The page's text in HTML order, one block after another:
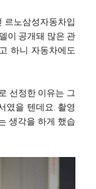
르노삼성자동차입
이 공개돼 많은 관
하니 자동차에도
선정한 이유는 그
였을 텐데요. 촬영
생각을 하게 했습